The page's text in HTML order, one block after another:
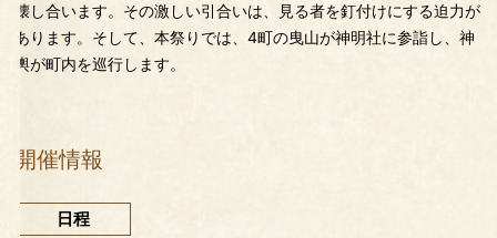
壊し合います。その激しい引合いは、見る者を釘付けにする迫力が
あります。そして、本祭りでは、4町の曳山が神明社に参詣し、神
輿が町内を巡行します。
開催情報
日程